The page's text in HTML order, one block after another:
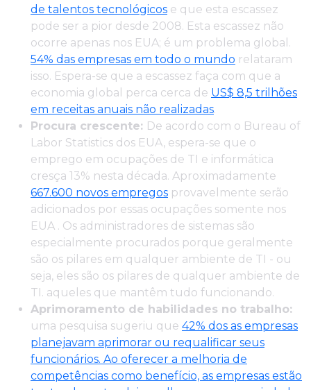
de talentos tecnológicos e que esta escassez
pode ser a pior desde 2008. Esta escassez não
ocorre apenas nos EUA; é um problema global.
54% das empresas em todo o mundo relataram
isso. Espera-se que a escassez faça com que a
economia global perca cerca de US$ 8,5 trilhões
em receitas anuais não realizadas.
Procura crescente: De acordo com o Bureau of
Labor Statistics dos EUA, espera-se que o
emprego em ocupações de TI e informática
cresça 13% nesta década. Aproximadamente
667.600 novos empregos provavelmente serão
adicionados por essas ocupações somente nos
EUA . Os administradores de sistemas são
especialmente procurados porque geralmente
são os pilares em qualquer ambiente de TI - ou
seja, eles são os pilares de qualquer ambiente de
TI. aqueles que mantêm tudo funcionando.
Aprimoramento de habilidades no trabalho:
uma pesquisa sugeriu que 42% dos as empresas
planejavam aprimorar ou requalificar seus
funcionários. Ao oferecer a melhoria de
competências como benefício, as empresas estão